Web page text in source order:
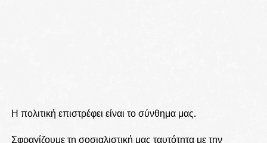
Η πολιτική επιστρέφει είναι το σύνθημα μας.
Σφραγίζουμε τη σοσιαλιστική μας ταυτότητα με την